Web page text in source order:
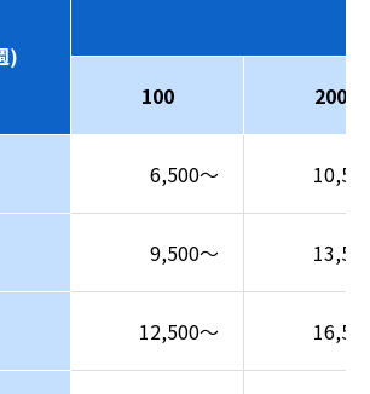
)
100
200
6,500～
9,500～
12,500～